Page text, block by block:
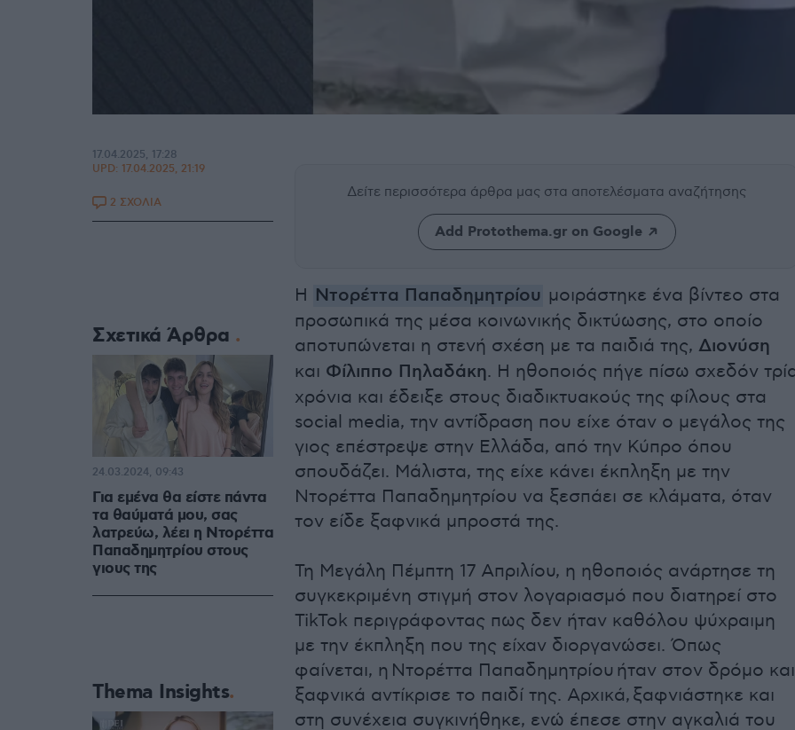
Δείτε περισσότερα άρθρα μας στα αποτελέσματα αναζήτησης
Add Protothema.gr on Google
Η Ντορέττα Παπαδημητρίου μοιράστηκε ένα βίντεο στα
προσωπικά της μέσα κοινωνικής δικτύωσης, στο οποίο
αποτυπώνεται η στενή σχέση με τα παιδιά της, Διονύση
και Φίλιππο Πηλαδάκη. Η ηθοποιός πήγε πίσω σχεδόν
χρόνια και έδειξε στους διαδικτυακούς της φίλους στα
social media, την αντίδραση που είχε όταν ο μεγάλος της
γιος επέστρεψε στην Ελλάδα, από την Κύπρο όπου
σπουδάζει. Μάλιστα, της είχε κάνει έκπληξη με την
Ντορέττα Παπαδημητρίου να ξεσπάει σε κλάματα, όταν
τον είδε ξαφνικά μπροστά της.
Τη Μεγάλη Πέμπτη 17 Απριλίου, η ηθοποιός ανάρτησε τη
συγκεκριμένη στιγμή στον λογαριασμό που διατηρεί στο
TikTok περιγράφοντας πως δεν ήταν καθόλου ψύχραιμη
με την έκπληξη που της είχαν διοργανώσει. Όπως
φαίνεται, η Ντορέττα Παπαδημητρίου ήταν στον δρόμο και
ξαφνικά αντίκρισε το παιδί της. Αρχικά, ξαφνιάστηκε και
στη συνέχεια συγκινήθηκε, ενώ έπεσε στην αγκαλιά του
17.04.2025, 17:28
UPD: 17.04.2025, 21:19
2 ΣΧΟΛΙΑ
Σχετικά Άρθρα
Για εμένα θα είστε πάντα
τα θαύματά μου, σας
λατρεύω, λέει η Ντορέττα
Παπαδημητρίου στους
γιους της
24.03.2024, 09:43
Thema Insights